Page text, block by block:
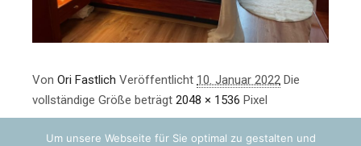
Von Ori Fastlich Veröffentlicht 10. Januar 2022 Die
vollständige Größe beträgt 2048 × 1536 Pixel
Um unsere Webseite für Sie optimal zu gestalten und